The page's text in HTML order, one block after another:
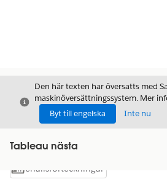
Stäng
Den här texten har översatts med
maskinöversättningssystem. Mer
Byt till engelska
Inte nu
Tableau nästa
Visa innehållsförteckning
Innehållsförteckningar